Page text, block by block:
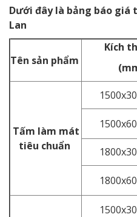
Dưới đây là bảng báo
Lan
Tên sản phẩm
Kích
Tấm làm mát
tiêu chuẩn